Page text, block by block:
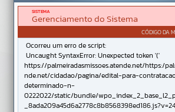
SISTEMA
Gerenciamento do Sistema
CÓDIGO DA
Ocorreu um erro de script:
Uncaught SyntaxError: Unexpected token '('
https://palmeiradasmissoes.atende.net/https:/
nde.net/cidadao/pagina/edital-para-
determinado-n-
0222022/static/bundle/